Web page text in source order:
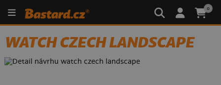
0
WATCH CZECH LANDSCAPE